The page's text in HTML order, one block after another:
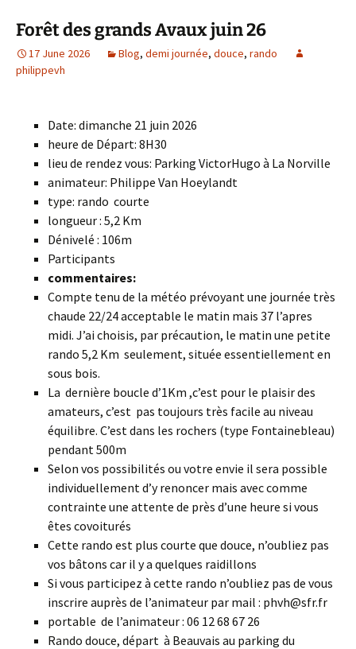
Forêt des grands Avaux juin 26
17 June 2026 Blog, demi journée, douce, rando
philippevh
Date: dimanche 21 juin 2026
heure de Départ: 8H30
lieu de rendez vous: Parking VictorHugo à La Norville
animateur: Philippe Van Hoeylandt
type: rando courte
longueur : 5,2 Km
Dénivelé : 106m
Participants
commentaires:
Compte tenu de la météo prévoyant une journée très
chaude 22/24 acceptable le matin mais 37 l’apres
midi. J’ai choisis, par précaution, le matin une petite
rando 5,2 Km seulement, située essentiellement en
sous bois.
La dernière boucle d’1Km ,c’est pour le plaisir des
amateurs, c’est pas toujours très facile au niveau
équilibre. C’est dans les rochers (type Fontainebleau)
pendant 500m
Selon vos possibilités ou votre envie il sera possible
individuellement d’y renoncer mais avec comme
contrainte une attente de près d’une heure si vous
êtes covoiturés
Cette rando est plus courte que douce, n’oubliez pas
vos bâtons car il y a quelques raidillons
Si vous participez à cette rando n’oubliez pas de vous
inscrire auprès de l’animateur par mail : phvh@sfr.fr
portable de l’animateur : 06 12 68 67 26
Rando douce, départ à Beauvais au parking du